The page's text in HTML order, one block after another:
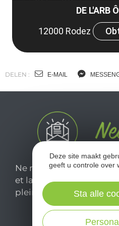
DE L'ARB
12000 Rodez
DELEN : E-MAIL
Ne manquez pas notre
et laissez-vous inspirer
pleinement de votre
Deze site maakt
geeft u controle over
Sta alle